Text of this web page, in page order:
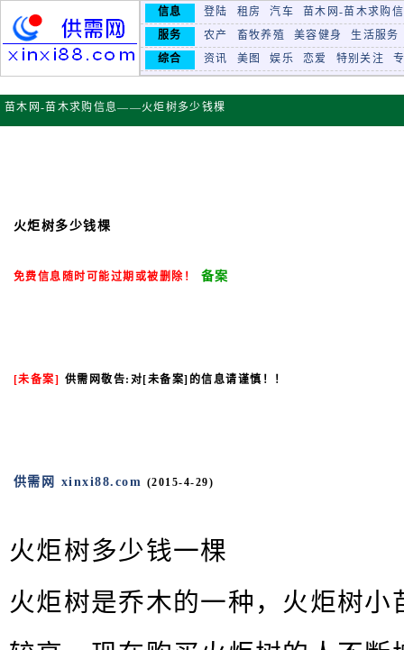
信息 登陆 租房 汽车
苗木网-苗木求购
服务
农产 畜牧养殖 美容健身
生活服务
综合
资讯 美图 娱乐 恋爱 特别关注
苗木网-苗木求购信息——火炬树多少钱棵
火炬树多少钱棵
免费信息随时可能过期或被删除！ 备案
[未备案] 供需网敬告:对[未备案]的信息请谨慎！！
供需网 xinxi88.com (2015-4-29)
火炬树多少钱一棵
火炬树是乔木的一种，火炬树